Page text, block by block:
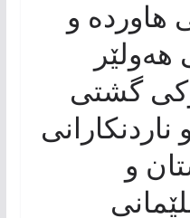
ھاوردە و
ھەولێر
گشتی
و